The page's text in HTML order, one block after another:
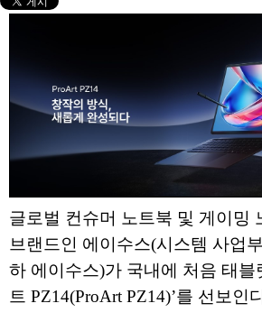
글로벌 컨슈머 노트북 및 게이밍
브랜드인 에이수스(시스템 사업
하 에이수스)가 국내에 처음 태블
트 PZ14(ProArt PZ14)’를 선보인